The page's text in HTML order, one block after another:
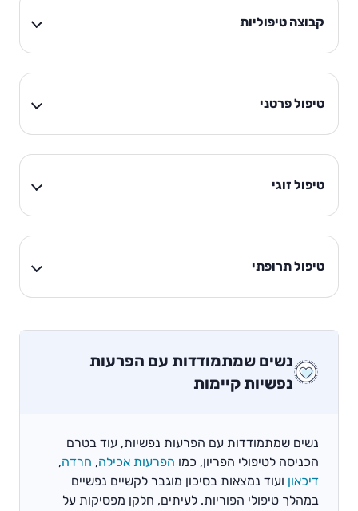
קבוצה טיפוליות
טיפול פרטני
טיפול זוגי
טיפול תרופתי
נשים שמתמודדות עם הפרעות
נפשיות קיימות
נשים שמתמודדות עם הפרעות נפשיות, עוד בטרם
הכניסה לטיפולי הפריון, כמו הפרעות אכילה, חרדה,
דיכאון ועוד נמצאות בסיכון מוגבר לקשיים נפשיים
במהלך טיפולי הפוריות. לעיתים, חלקן מפסיקות על